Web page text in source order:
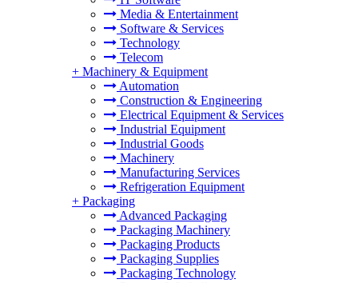
Media & Entertainment
Software & Services
Technology
Telecom
+ Machinery & Equipment
Automation
Construction & Engineering
Electrical Equipment & Services
Industrial Equipment
Industrial Goods
Machinery
Manufacturing Services
Refrigeration Equipment
+ Packaging
Advanced Packaging
Packaging Machinery
Packaging Products
Packaging Supplies
Packaging Technology